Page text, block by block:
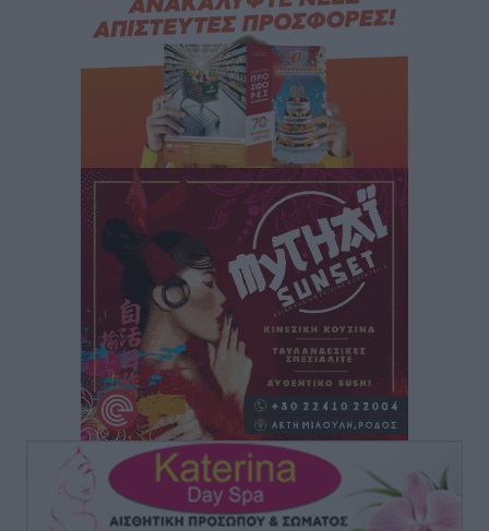
ανανεωμένο εκκλησιαστικό μουσείο από τη Λέσχη
πριν 11 ώρες
Ρόδος: «Βουλιάζει» από τουρίστες – Πάνω από 1 εκατ.
επιβάτες και 55 κρουαζιερόπλοια
Τοπικές Ειδήσεις πριν 11 ώρες
Γ’ Εθνική Κατηγορία: Οι ημερομηνίες των
αγωνιστικών της κανονικής περιόδου
πριν 17 ώρες
Συνελήφθησαν δύο άτομα στην Κάρπαθο για άγρα
πελατών
Τοπικές Ειδήσεις• πριν 17 ώρες
Χωρίς υποχρεωτική παρουσία μικρών στη 12άδα
Αθλητικά πριν 17 ώρες